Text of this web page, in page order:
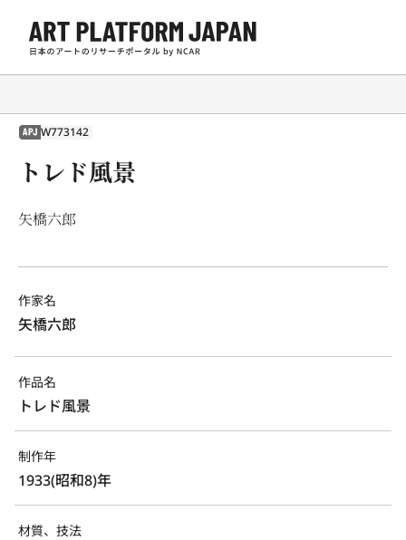
APJ W773142
トレド風景
矢橋六郎
作家名
矢橋六郎
作品名
トレド風景
制作年
1933(昭和8)年
材質、技法